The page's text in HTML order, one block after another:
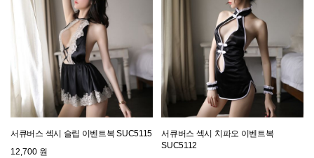
서큐버스 섹시 슬립 이벤트복 SUC5115
12,700 원
서큐버스 섹시 치파오 이벤트복
SUC5112